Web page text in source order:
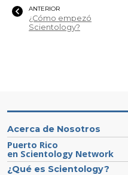
ANTERIOR
¿Cómo empezó
Scientology?
Acerca de Nosotros
Puerto Rico
en Scientology Network
¿Qué es Scientology?